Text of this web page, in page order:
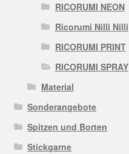
RICORUMI NEON
Ricorumi Nilli Nilli
RICORUMI PRINT
RICORUMI SPRAY
Material
Sonderangebote
Spitzen und Borten
Stickgarne